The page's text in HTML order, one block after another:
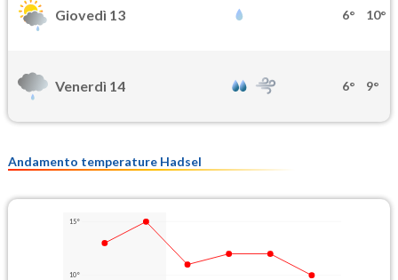
Giovedì 13 6° 10°
Venerdì 14 6° 9°
Andamento temperature Hadsel
15°
10°